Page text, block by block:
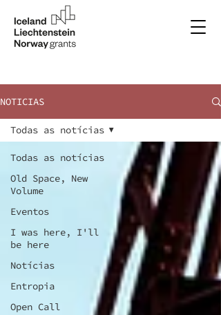
NOTICIAS
Todas as notícias
Old Space, New
Volume
Eventos
I was here, I'll
be here
Notícias
Entropia
Open Call
Todas as notícias